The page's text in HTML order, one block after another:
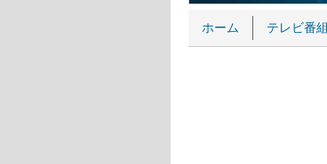
ホーム テレビ番組